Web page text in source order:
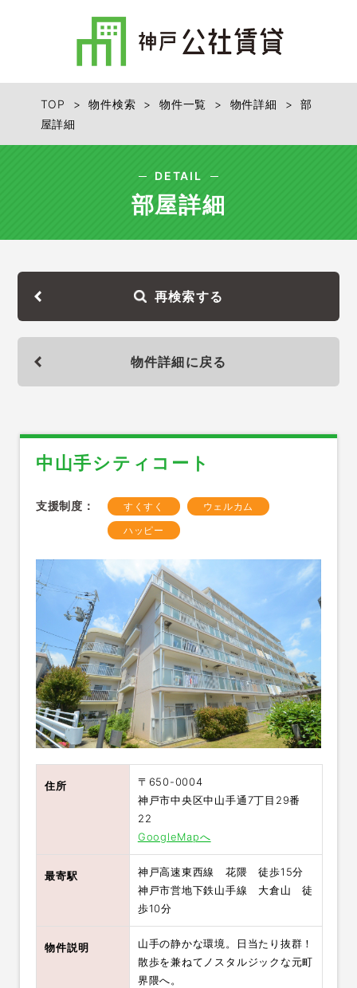
TOP >物件検索 > 物件一覧 > 物件詳細
> 部
屋詳細
DETAIL
部屋詳細
再検索する
物件詳細に戻る
中山手シティコート
支援制度： すくすく
ウェルカム
ハッピー
住所
〒650-0004
神戸市中央区中山手通7丁目29番
22
GoogleMapへ
最寄駅
神戸高速東西線 花隈 徒歩15分
神戸市営地下鉄山手線 大倉山 徒
歩10分
物件説明
山手の静かな環境。日当たり抜群！
散歩を兼ねてノスタルジックな元町
界隈へ。